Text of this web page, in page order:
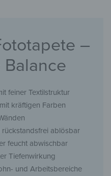
–
feiner Textilstruktur
kräftigen Farben
ablösbar
feucht abwischbar
Tiefenwirkung
und Arbeitsbereiche